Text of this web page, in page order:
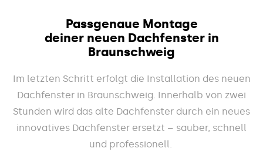
Passgenaue Montage
deiner neuen Dachfenster in
Braunschweig
Im letzten Schritt erfolgt die Installation des neuen
Dachfenster in Braunschweig. Innerhalb von zwei
Stunden wird das alte Dachfenster durch ein neues
innovatives Dachfenster ersetzt – sauber, schnell
und professionell.